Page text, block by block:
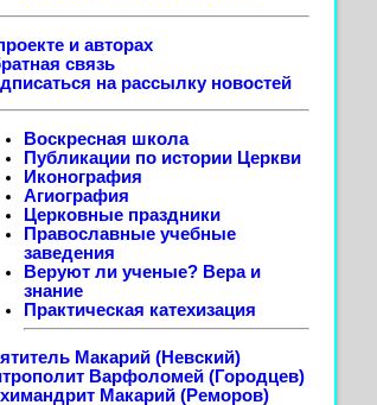
и авторах
связь
на рассылку новостей
Воскресная школа
Публикации по истории Церкви
Иконография
Агиография
Церковные праздники
Православные учебные
заведения
Веруют ли ученые? Вера и
знание
Практическая катехизация
Макарий (Невский)
Варфоломей (Городцев)
Макарий (Реморов)